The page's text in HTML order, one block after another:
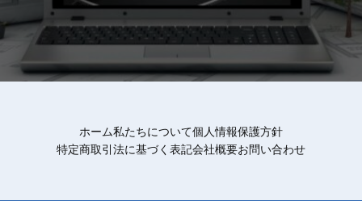
ホーム私たちについて個人情報保護方針
特定商取引法に基づく表記会社概要お問い合わせ